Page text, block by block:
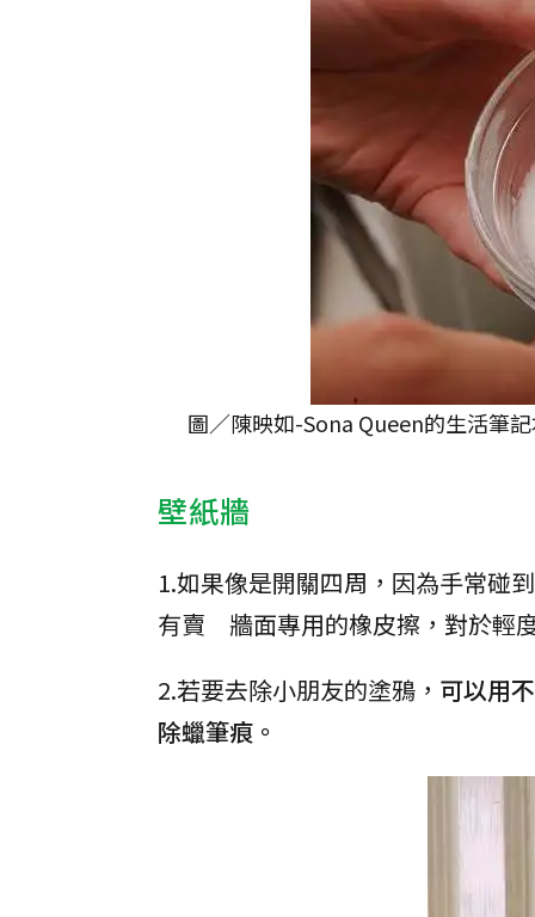
圖／陳映如-Sona Queen的生活筆
壁紙牆
1.如果像是開關四周，因為手常碰
有賣 牆面專用的橡皮擦，對於輕
2.若要去除小朋友的塗鴉， 可以用
除蠟筆痕。